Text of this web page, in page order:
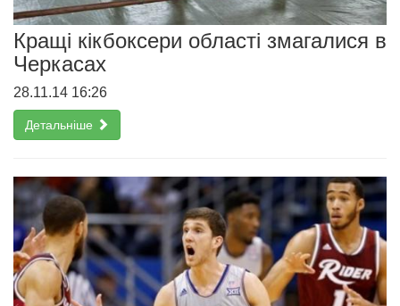
Кращі кікбоксери області змагалися в
Черкасах
28.11.14 16:26
Детальніше